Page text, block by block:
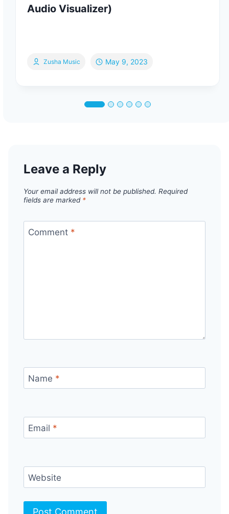
Audio Visualizer)
Zusha Music May 9, 2023
Leave a Reply
Your email address will not be published. Required
fields are marked *
Comment *
Name *
Email *
Website